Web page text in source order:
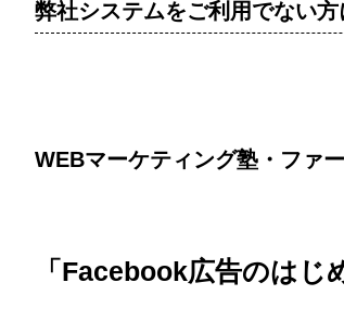
弊社システムをご利用でない方
WEBマーケティング塾・ファ
「Facebook広告のはじ